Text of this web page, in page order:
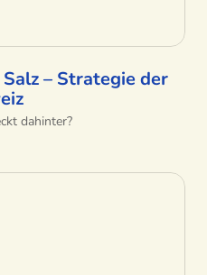
– Strategie der
dahinter?